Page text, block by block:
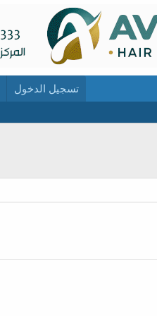
تسجيل الدخول